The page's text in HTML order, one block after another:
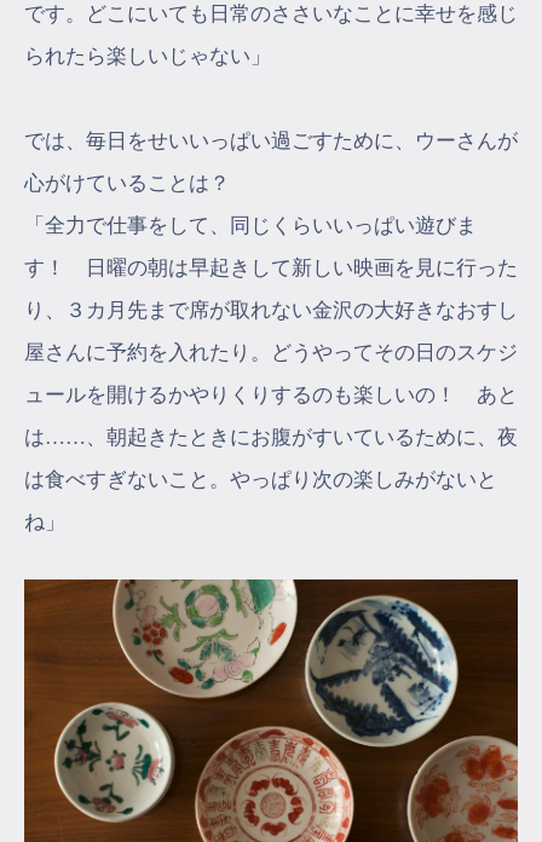
です。どこにいても日常のささいなことに幸せを感じ
られたら楽しいじゃない」
では、毎日をせいいっぱい過ごすために、ウーさんが
心がけていることは？
「全力で仕事をして、同じくらいいっぱい遊びま
す！ 日曜の朝は早起きして新しい映画を見に行った
り、３カ月先まで席が取れない金沢の大好きなおすし
屋さんに予約を入れたり。どうやってその日のスケジ
ュールを開けるかやりくりするのも楽しいの！ あと
は……、朝起きたときにお腹がすいているために、夜
は食べすぎないこと。やっぱり次の楽しみがないと
ね」